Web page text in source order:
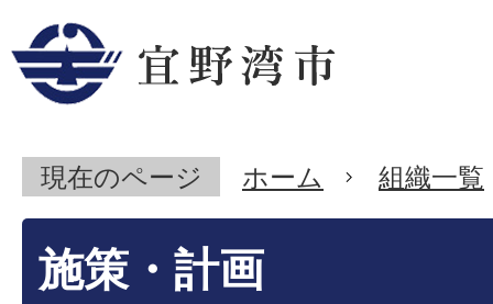
現在のページ ホーム 組織一覧
施策・計画